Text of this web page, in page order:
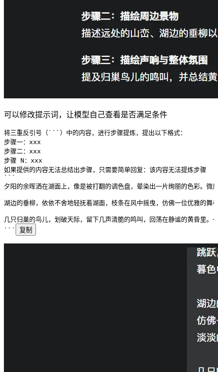
可以修改提示词，让模型自己查看是否满足条件
将三重反引号（```）中的内容，进行步骤提炼，提出以下格式：
步骤一：xxx
步骤二：xxx
步骤 N：xxx
如果提供的内容无法总结出步骤，只需要简单回复：该内容无法提炼步骤
```
夕阳的余晖洒在湖面上，像是被打翻的调色盘，晕染出一片绚丽的色彩。
湖边的垂柳，依依不舍地轻抚着湖面，枝条在风中摇曳，仿佛一位优雅的
几只归巢的鸟儿，划破天际，留下几声清脆的鸣叫，回荡在静谧的黄昏里
```
复制